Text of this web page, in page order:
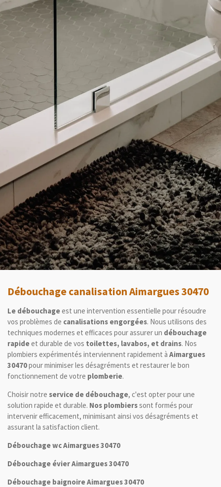
Débouchage canalisation Aimargues 30470
Le débouchageest une intervention essentielle pour résoudre
vos problèmes de canalisations engorgées. Nous utilisons des
techniques modernes et efficaces pour assurer un débouchage
rapideet durable de vos toilettes, lavabos, et drains. Nos
plombiers expérimentés interviennent rapidement à Aimargues
30470pour minimiser les désagréments et restaurer le bon
fonctionnement de votre plomberie.
Choisir notre service de débouchage, c'est opter pour une
solution rapide et durable. Nos plombierssont formés pour
intervenir efficacement, minimisant ainsi vos désagréments et
assurant la satisfaction client.
Débouchage wc Aimargues 30470
Débouchage évier Aimargues 30470
Débouchage baignoire Aimargues 30470